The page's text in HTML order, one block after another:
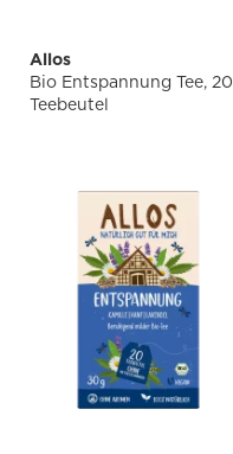
Allos
Bio Entspannung Tee, 20
Teebeutel